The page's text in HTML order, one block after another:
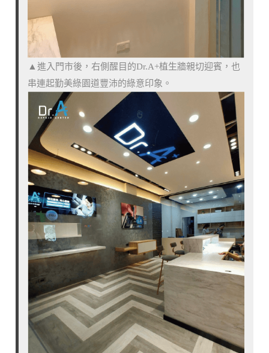
▲進入門市後，右側醒目的Dr.A+植生牆親切迎賓，也
串連起勤美綠園道豐沛的綠意印象。